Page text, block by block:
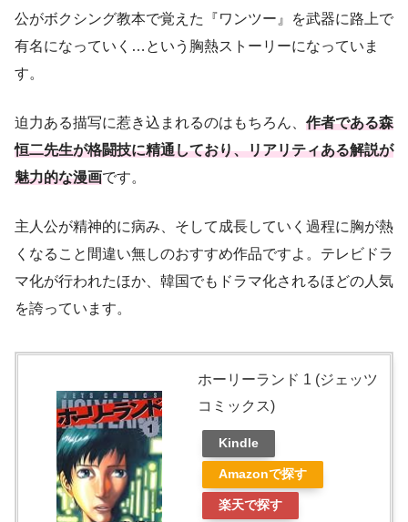
公がボクシング教本で覚えた『ワンツー』を武器に路上で
有名になっていく…という胸熱ストーリーになっていま
す。
迫力ある描写に惹き込まれるのはもちろん、 作者である森
恒二先生が格闘技に精通しており、リアリティある解説が
魅力的な漫画です。
主人公が精神的に病み、そして成長していく過程に胸が熱
くなること間違い無しのおすすめ作品ですよ。テレビドラ
マ化が行われたほか、韓国でもドラマ化されるほどの人気
を誇っています。
ホーリーランド 1 (ジェッツ
コミックス)
Kindle
Amazonで探す
楽天で探す